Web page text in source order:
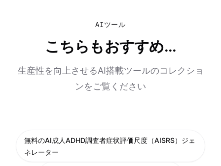
AIツール
こちらもおすすめ...
生産性を向上させるAI搭載ツールのコレクショ
ンをご覧ください
無料のAI成人ADHD調査者症状評価尺度（AISRS）ジェ
ネレーター